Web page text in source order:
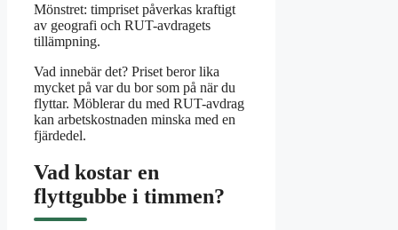
Mönstret: timpriset påverkas kraftigt
av geografi och RUT-avdragets
tillämpning.
Vad innebär det? Priset beror lika
mycket på var du bor som på när du
flyttar. Möblerar du med RUT-avdrag
kan arbetskostnaden minska med en
fjärdedel.
Vad kostar en
flyttgubbe i timmen?